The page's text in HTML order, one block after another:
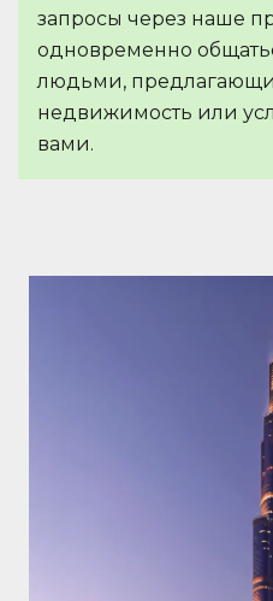
запросы через наше
одновременно
людьми,
недвижимость или
вами.